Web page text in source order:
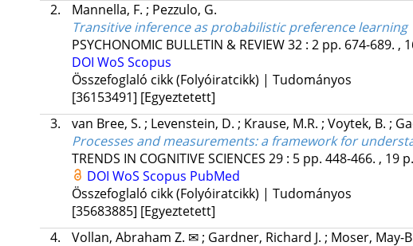
2.
Mannella, F. ; Pezzulo, G.
Transitive inference as probabilistic preference learning
PSYCHONOMIC BULLETIN & REVIEW32: 2 pp. 674-689. ,
DOI WoS Scopus
Összefoglaló cikk (Folyóiratcikk) | Tudományos
[36153491] [Egyeztetett]
3.
van Bree, S. ; Levenstein, D. ; Krause, M.R. ; Voytek, B. ;
Processes and measurements: a framework for
TRENDS IN COGNITIVE SCIENCES 29: 5 pp. 448-466. , 19 p.
DOI WoS Scopus PubMed
Összefoglaló cikk (Folyóiratcikk) | Tudományos
[35683885] [Egyeztetett]
4.
Vollan, Abraham Z. ✉; Gardner, Richard J. ; Moser, May-